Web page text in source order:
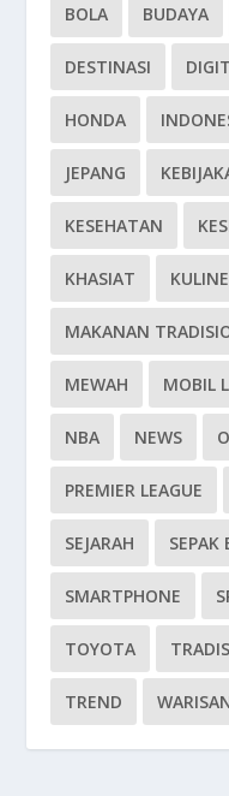
BOLA BUDAYA
DESTINASI
HONDA
JEPANG
KESEHATAN
KHASIAT
MAKANAN
MEWAH MOBIL
NBA NEWS
PREMIER LEAGUE
SEJARAH SEPAK
SMARTPHONE
TOYOTA
TREND